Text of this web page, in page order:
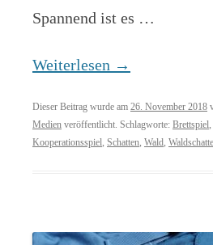
Spannend ist es …
Weiterlesen →
Dieser Beitrag wurde am 26. November 2018
Medien veröffentlicht. Schlagworte: Brettspiel,
Kooperationsspiel, Schatten, Wald,